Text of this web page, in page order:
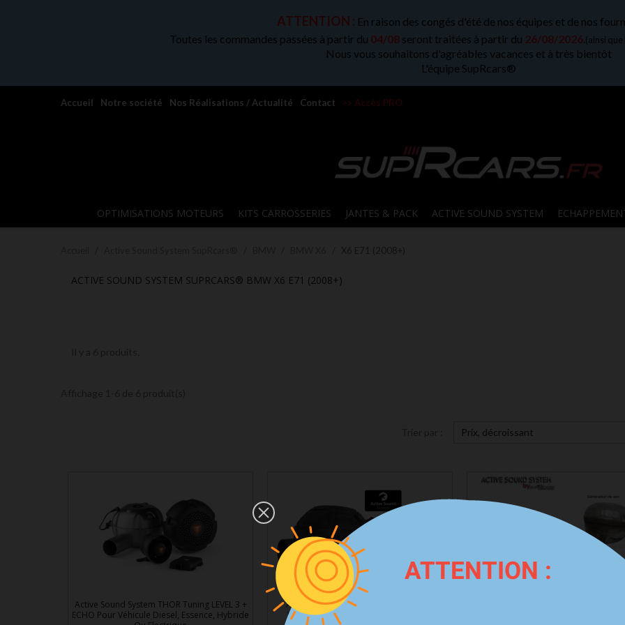
ATTENTION : En raison des congés d'été de nos équipes et de nos
Toutes les commandes passées à partir du 04/08 seront traitées à partir du 26/08/2026.(ainsi
Nous vous souhaitons d'agréables vacances et à très bientôt
L'équipe SupRcars®
Accueil Notre société Nos Réalisations / Actualité Contact >> Accès PRO
OPTIMISATIONS MOTEURS KITS CARROSSERIES JANTES & PACK ACTIVE SOUND SYSTEM
ACTIVE SOUND SYSTEM SUPRCARS® BMW X6 E71 (2008+)
Prix, décroissant
Active Sound System THOR Tuning LEVEL 3 +
ECHO Pour Véhicule Diesel, Essence, Hybride
Active Sound System MAXHAUST Pour
Véhicule Diesel, Essence, Hybride Ou
ATTENTION :